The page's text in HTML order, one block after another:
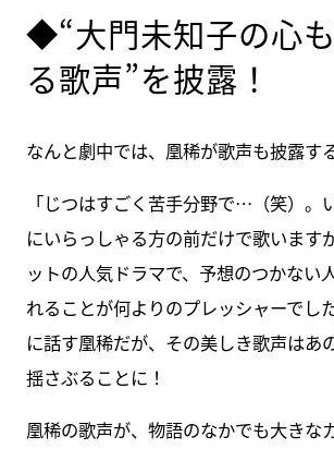
◆“大門未知子の心
る歌声”を披露！
なんと劇中では、凰稀が歌声も披露する
「じつはすごく苦手分野で…（笑）。
にいらっしゃる方の前だけで歌います
ットの人気ドラマで、予想のつかない
れることが何よりのプレッシャーでし
に話す凰稀だが、その美しき歌声はあ
揺さぶることに！
凰稀の歌声が、物語のなかでも大きな